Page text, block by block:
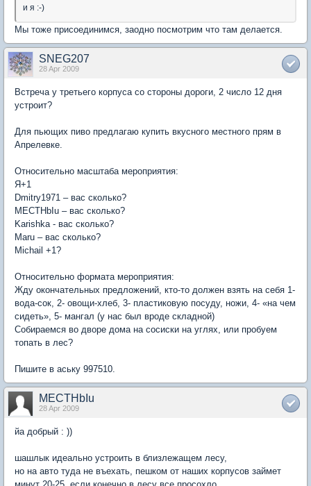
и я :-)
Мы тоже присоединимся, заодно посмотрим что там делается.
SNEG207
28 Apr 2009
Встреча у третьего корпуса со стороны дороги, 2 число 12 дня
устроит?
Для пьющих пиво предлагаю купить вкусного местного прям в
Апрелевке.
Относительно масштаба мероприятия:
Я+1
Dmitry1971 – вас сколько?
MECTHbIu – вас сколько?
Karishka - вас сколько?
Maru – вас сколько?
Michail +1?
Относительно формата мероприятия:
Жду окончательных предложений, кто-то должен взять на себя 1-
вода-сок, 2- овощи-хлеб, 3- пластиковую посуду, ножи, 4- «на чем
сидеть», 5- мангал (у нас был вроде складной)
Собираемся во дворе дома на сосиски на углях, или пробуем
топать в лес?
Пишите в аську 997510.
MECTHbIu
28 Apr 2009
йа добрый : ))
шашлык идеально устроить в близлежащем лесу,
но на авто туда не въехать, пешком от наших корпусов займет